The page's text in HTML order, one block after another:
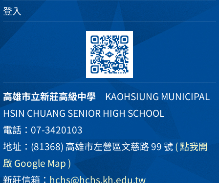
登入
高雄市立新莊高級中學 KAOHSIUNG MUNICIPAL
HSIN CHUANG SENIOR HIGH SCHOOL
電話：07-3420103
地址：(81368) 高雄市左營區文慈路 99 號( 點我開
啟 Google Map )
新莊信箱： hchs@hchs.kh.edu.tw